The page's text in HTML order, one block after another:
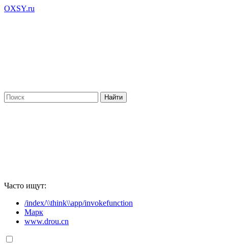
OXSY.ru
Часто ищут:
/index/\\think\\app/invokefunction
Марк
www.drou.cn